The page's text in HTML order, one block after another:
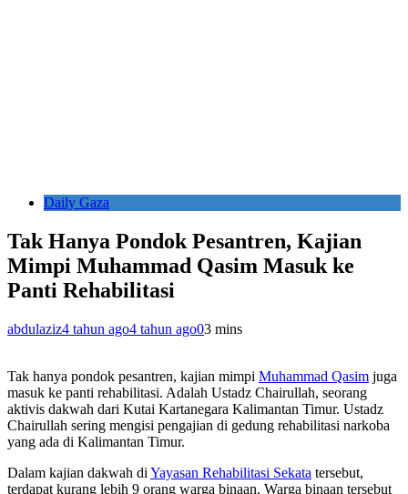
Daily Gaza
Tak Hanya Pondok Pesantren, Kajian
Mimpi Muhammad Qasim Masuk ke
Panti Rehabilitasi
abdulaziz4 tahun ago4 tahun ago03 mins
Tak hanya pondok pesantren, kajian mimpi Muhammad Qasim juga
masuk ke panti rehabilitasi. Adalah Ustadz Chairullah, seorang
aktivis dakwah dari Kutai Kartanegara Kalimantan Timur. Ustadz
Chairullah sering mengisi pengajian di gedung rehabilitasi narkoba
yang ada di Kalimantan Timur.
Dalam kajian dakwah di Yayasan Rehabilitasi Sekata tersebut,
terdapat kurang lebih 9 orang warga binaan. Warga binaan tersebut